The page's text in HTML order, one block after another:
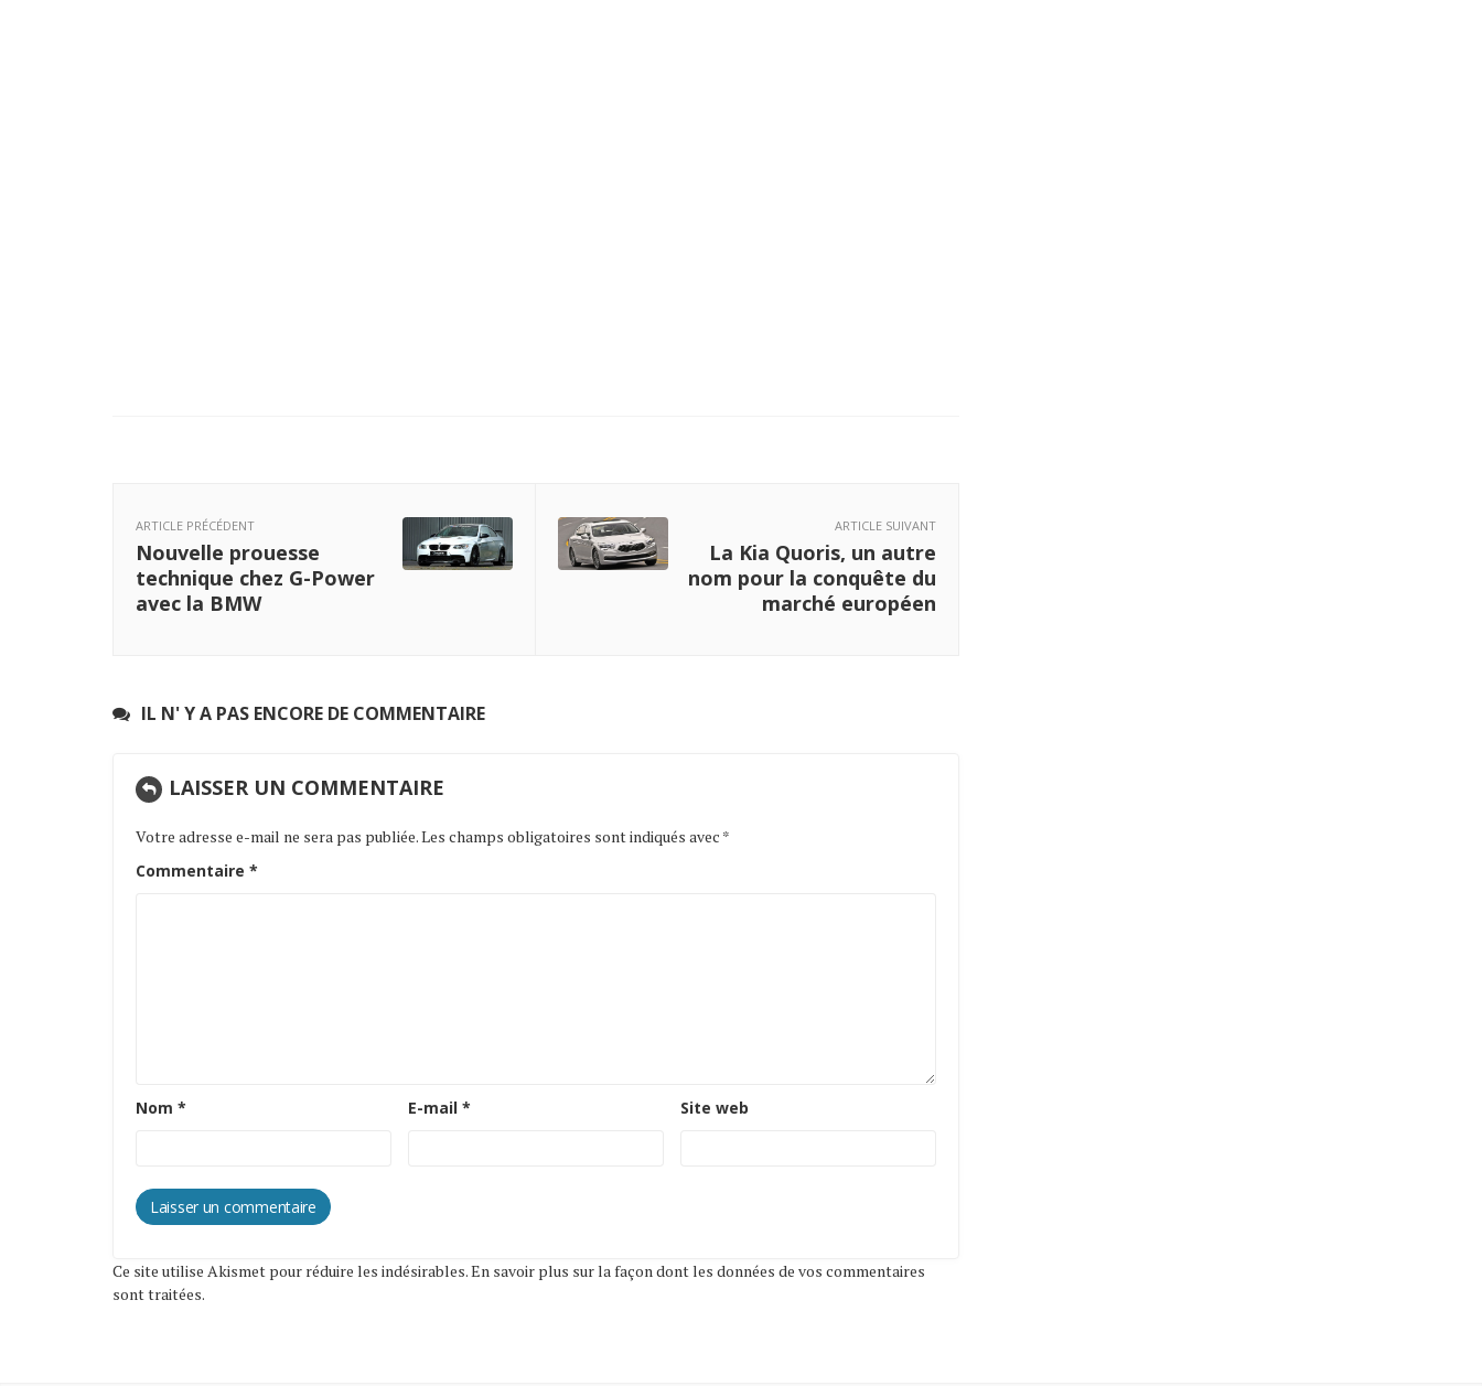
ARTICLE PRÉCÉDENT
Nouvelle prouesse
technique chez G-Power
avec la BMW
ARTICLE SUIVANT
La Kia Quoris, un autre
nom pour la conquête du
marché européen
IL N' Y A PAS ENCORE DE COMMENTAIRE
LAISSER UN COMMENTAIRE
Votre adresse e-mail ne sera pas publiée.Les champs obligatoires sont indiqués avec *
Commentaire *
Nom * E-mail * Site web
Ce site utilise Akismet pour réduire les indésirables.En savoir plus sur la façon dont les données de vos commentaires
sont traitées.